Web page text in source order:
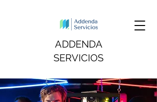
ADDENDA
SERVICIOS